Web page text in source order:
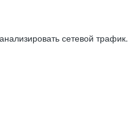
сетевой трафик.